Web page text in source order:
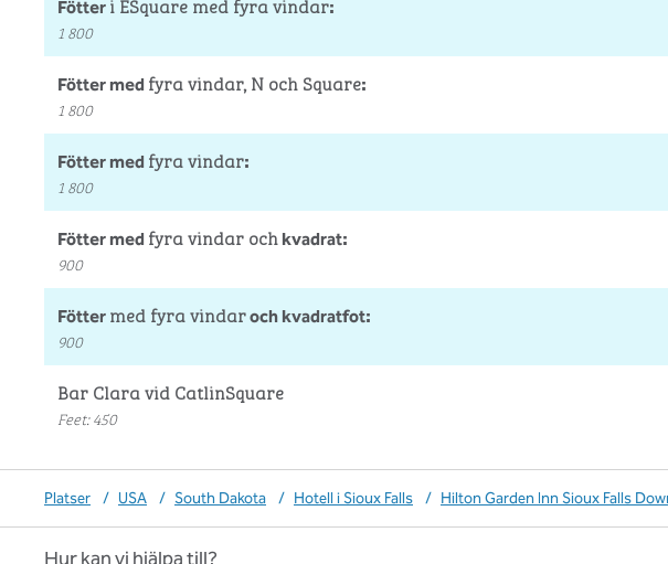
Fötter i ESquare med fyra vindar:
1 800
Fötter med fyra vindar, N och Square:
1 800
Fötter med fyra vindar:
1 800
Fötter med fyra vindar och kvadrat:
900
Fötter med fyra vindaroch kvadratfot:
900
Bar Clara vid CatlinSquare
Feet:450
Platser / USA / South Dakota / Hotell i Sioux Falls / Hilton Garden Inn Sioux Falls
Hur kan vi hjälpa till?